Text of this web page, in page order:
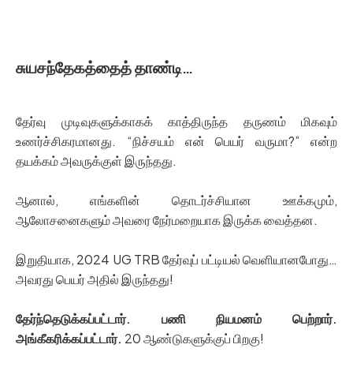
சுயசந்தேகத்தைத் தாண்டி…
தேர்வு முடிவுகளுக்காகக் காத்திருந்த தருணம் மிகவும்
உணர்ச்சிகரமானது. “நிச்சயம் என் பெயர் வருமா?” என்ற
தயக்கம் அவருக்குள் இருந்தது.
ஆனால், எங்களின் தொடர்ச்சியான ஊக்கமும்,
ஆலோசனைகளும் அவரை நேர்மறையாக இருக்க வைத்தன.
இறுதியாக, 2024 UG TRB தேர்வுப் பட்டியல் வெளியானபோது…
அவரது பெயர் அதில் இருந்தது!
தேர்ந்தெடுக்கப்பட்டார். பணி நியமனம் பெற்றார்.
அங்கீகரிக்கப்பட்டார். 20 ஆண்டுகளுக்குப் பிறகு!